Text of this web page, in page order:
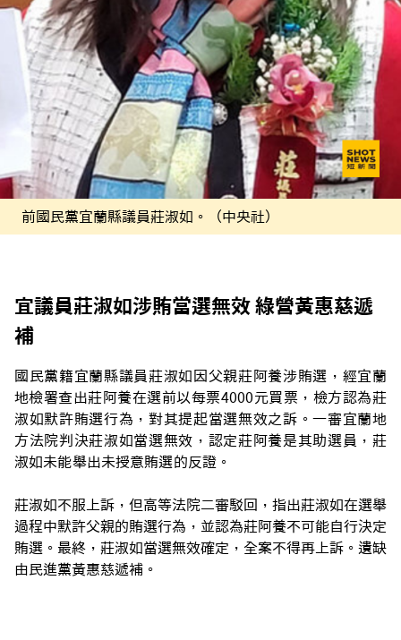
前國民黨宜蘭縣議員莊淑如。（中央社）
宜議員莊淑如涉賄當選無效 綠營黃惠慈遞
補
國民黨籍宜蘭縣議員莊淑如因父親莊阿養涉賄選，經宜蘭
地檢署查出莊阿養在選前以每票4000元買票，檢方認為莊
淑如默許賄選行為，對其提起當選無效之訴。一審宜蘭地
方法院判決莊淑如當選無效，認定莊阿養是其助選員，莊
淑如未能舉出未授意賄選的反證。
莊淑如不服上訴，但高等法院二審駁回，指出莊淑如在選舉
過程中默許父親的賄選行為，並認為莊阿養不可能自行決定
賄選。最終，莊淑如當選無效確定，全案不得再上訴。遺缺
由民進黨黃惠慈遞補。